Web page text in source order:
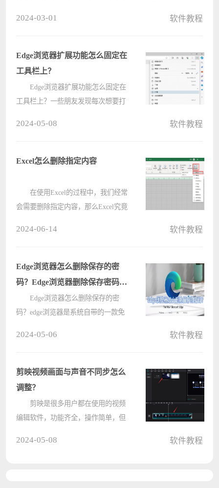
不见了怎么办？下面就让本站来为
用????
2024-03-01 软件教程
Edge浏览器扩展功能怎么固定在
工具栏上？
Edge浏览器扩展功能怎么固定在
工具栏上？一些朋友发现每次想要打
址栏的右侧，这样需要用到插件的时
2024-05-08 软件教程
Excel怎么删除指定内容
在使用Excel的过程中，我们经常
会需要删除指定内容，那么Excel究竟
大家。 1、首先，开启
excel，????
2024-06-14 软件教程
Edge浏览器怎么删除保存的密
码？Edge浏览器删除保存密码的
方法
Edge浏览器怎么删除保存的密
码？edge浏览器是系统自带的一款免
很多用户都不知道如何删除保存的密
码，????
2024-05-06 软件教程
剪映视频画面与声音不同步怎么
调整？
剪映是很多用户都在使用的视频
编辑软件，功能齐全，操作简单，但
2024-05-08 软件教程